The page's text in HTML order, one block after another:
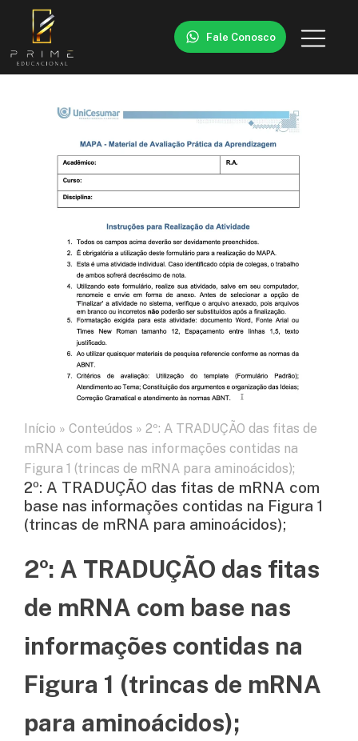
Fale Conosco
Início » Conteúdos » 2º: A TRADUÇÃO das fitas de
mRNA com base nas informações contidas na
Figura 1 (trincas de mRNA para aminoácidos);
2º: A TRADUÇÃO das fitas de mRNA com
base nas informações contidas na Figura 1
(trincas de mRNA para aminoácidos);
2º: A TRADUÇÃO das fitas
de mRNA com base nas
informações contidas na
Figura 1 (trincas de mRNA
para aminoácidos);